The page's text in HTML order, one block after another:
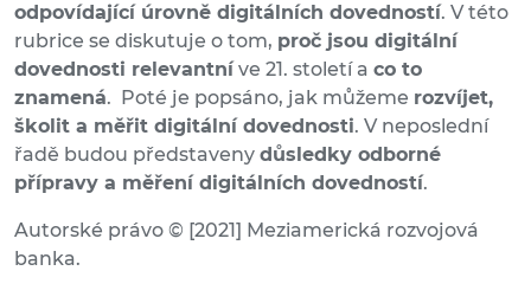
odpovídající úrovně digitálních dovedností. V této
rubrice se diskutuje o tom, proč jsou digitální
dovednosti relevantní ve 21. století a co to
znamená. Poté je popsáno, jak můžeme rozvíjet,
školit a měřit digitální dovednosti. V neposlední
řadě budou představeny důsledky odborné
přípravy a měření digitálních dovedností.
Autorské právo © [2021] Meziamerická rozvojová
banka.